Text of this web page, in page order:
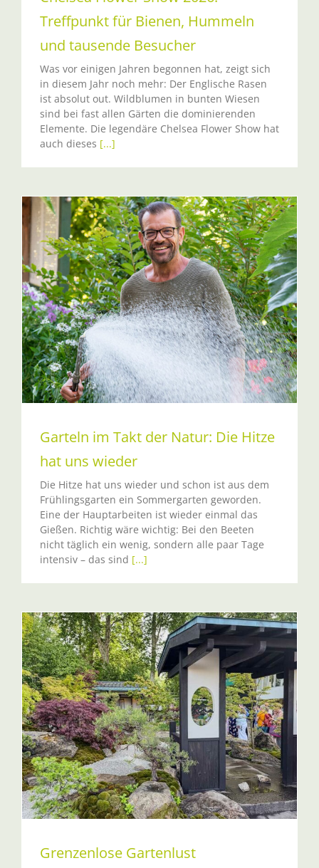
Treffpunkt für Bienen, Hummeln
und tausende Besucher
Was vor einigen Jahren begonnen hat, zeigt sich
in diesem Jahr noch mehr: Der Englische Rasen
ist absolut out. Wildblumen in bunten Wiesen
sind bei fast allen Gärten die dominierenden
Elemente. Die legendäre Chelsea Flower Show hat
auch dieses [...]
Garteln im Takt der Natur: Die Hitze
hat uns wieder
Die Hitze hat uns wieder und schon ist aus dem
Frühlingsgarten ein Sommergarten geworden.
Eine der Hauptarbeiten ist wieder einmal das
Gießen. Richtig wäre wichtig: Bei den Beeten
nicht täglich ein wenig, sondern alle paar Tage
intensiv – das sind [...]
Grenzenlose Gartenlust